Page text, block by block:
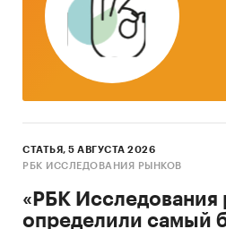
развития рынка
Описать средние цены
уборки дорог в России в 2010-
Объект исследования
СТАТЬЯ, 5 АВГУСТА 2026
РБК ИССЛЕДОВАНИЯ РЫНКОВ
«РБК Исследования
определили самый